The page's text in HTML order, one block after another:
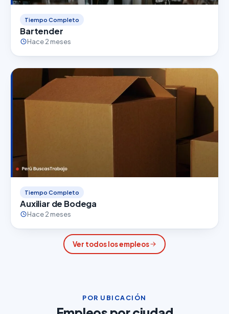
Tiempo Completo
Bartender
Hace 2 meses
Tiempo Completo
Auxiliar de Bodega
Hace 2 meses
Ver todos los empleos
POR UBICACIÓN